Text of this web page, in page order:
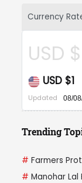
Currency
₹95.14
Trending
# Farmers
# Manohar